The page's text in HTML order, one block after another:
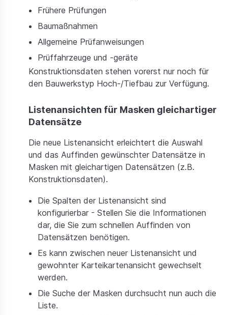
Frühere Prüfungen
Baumaßnahmen
Allgemeine Prüfanweisungen
Prüffahrzeuge und -geräte
Konstruktionsdaten stehen vorerst nur noch für
den Bauwerkstyp Hoch-/Tiefbau zur Verfügung.
Listenansichten für Masken gleichartiger
Datensätze
Die neue Listenansicht erleichtert die Auswahl
und das Auffinden gewünschter Datensätze in
Masken mit gleichartigen Datensätzen (z.B.
Konstruktionsdaten).
Die Spalten der Listenansicht sind
konfigurierbar - Stellen Sie die Informationen
dar, die Sie zum schnellen Auffinden von
Datensätzen benötigen.
Es kann zwischen neuer Listenansicht und
gewohnter Karteikartenansicht gewechselt
werden.
Die Suche der Masken durchsucht nun auch die
Liste.